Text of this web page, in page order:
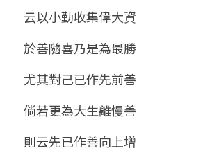
云以小勤收集偉大資
於善隨喜乃是為最勝
尤其對己已作先前善
倘若更為大生離慢善
則云先已作善向上增